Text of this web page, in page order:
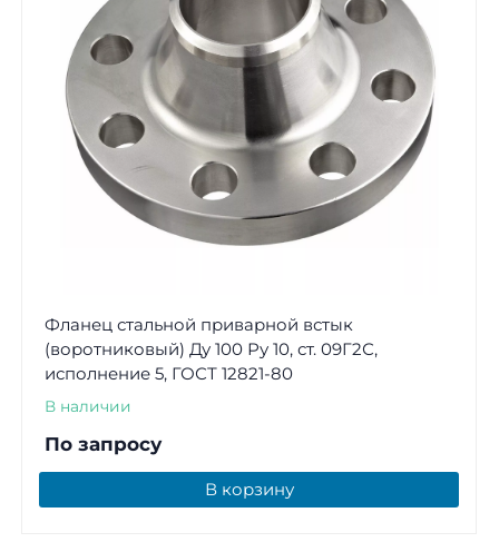
Фланец стальной приварной встык
(воротниковый) Ду 100 Ру 10, ст. 09Г2С,
исполнение 5, ГОСТ 12821-80
В наличии
По запросу
В корзину